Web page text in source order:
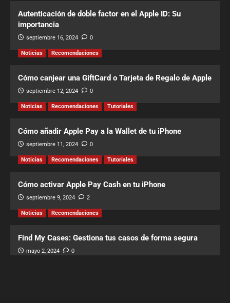
Autenticación de doble factor en el Apple ID: Su
importancia
septiembre 16, 2024 0
Noticias Recomendaciones
Cómo canjear una GiftCard o Tarjeta de Regalo de Apple
septiembre 12, 2024 0
Noticias Recomendaciones Tutoriales
Cómo añadir Apple Pay a la Wallet de tu iPhone
septiembre 11, 2024 0
Noticias Recomendaciones Tutoriales
Cómo activar Apple Pay Cash en tu iPhone
septiembre 9, 2024 2
Noticias Recomendaciones
Find My Cases: Gestiona tus casos de forma segura
mayo 2, 2024 0